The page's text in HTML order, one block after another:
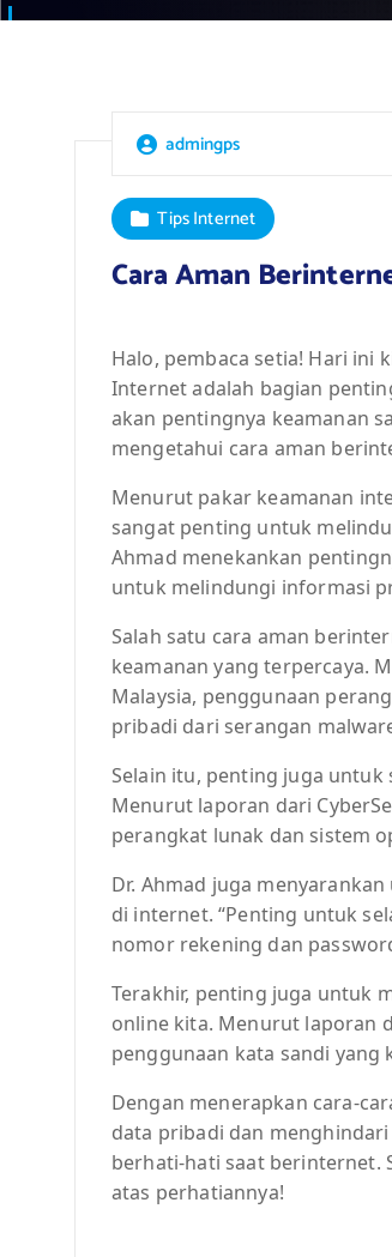
admingps
Tips Internet
Cara Aman
Halo, pembaca setia! Hari ini
Internet adalah bagian
akan pentingnya keamanan
mengetahui cara aman
Menurut pakar keamanan
sangat penting untuk
Ahmad menekankan
untuk melindungi informasi
Salah satu cara aman
keamanan yang terpercaya.
Malaysia, penggunaan
pribadi dari serangan
Selain itu, penting juga
Menurut laporan dari
perangkat lunak dan sistem
Dr. Ahmad juga
di internet. “Penting untuk
nomor rekening dan
Terakhir, penting juga untuk
online kita. Menurut laporan
penggunaan kata sandi
Dengan menerapkan cara-
data pribadi dan
berhati-hati saat berinternet.
atas perhatiannya!